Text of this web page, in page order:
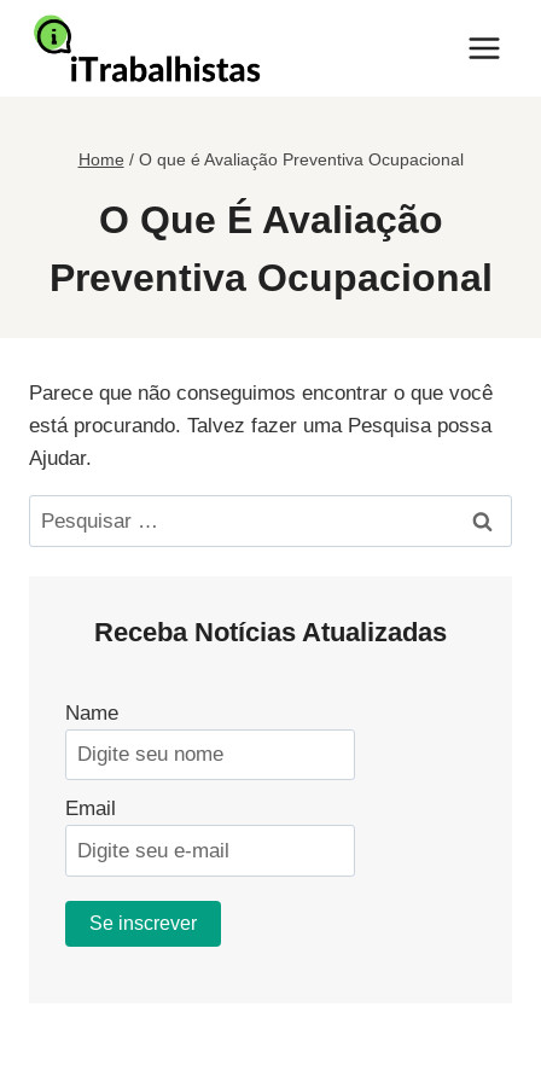
Pular
para
Home / O que é Avaliação Preventiva Ocupacional
O Que É Avaliação
Preventiva Ocupacional
Parece que não conseguimos encontrar o que você
está procurando. Talvez fazer uma Pesquisa possa
Ajudar.
Pesquisar
por:
Receba Notícias Atualizadas
Name
Email